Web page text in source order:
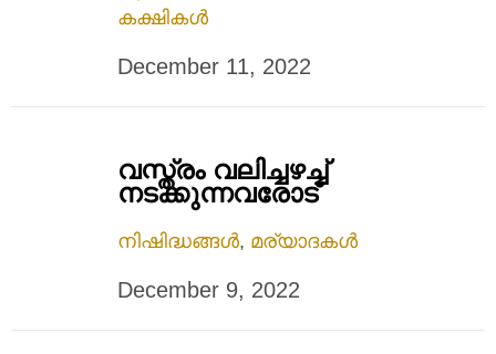
കക്ഷികൾ
December 11, 2022
വസ്ത്രം വലിച്ചഴച്ച്
നടക്കുന്നവരോട്
നിഷിദ്ധങ്ങൾ, മര്യാദകൾ
December 9, 2022